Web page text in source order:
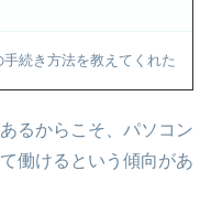
続き方法を教えてくれた
るからこそ、パソコン
働けるという傾向があ